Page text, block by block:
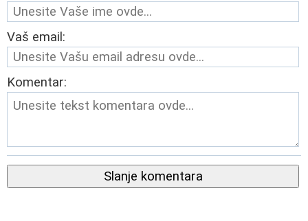
Vaš email:
Komentar:
Slanje komentara